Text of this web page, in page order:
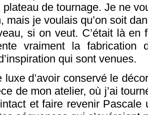
plateau de tournage. Je ne
mais je voulais qu’on soit
si on veut. C’était là
vraiment la
qui sont venues.
luxe d’avoir conservé le
de mon atelier, où j’ai
et faire revenir Pascale